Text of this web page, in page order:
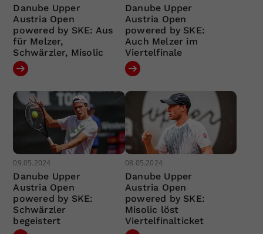
Danube Upper
Austria Open
powered by SKE: Aus
für Melzer,
Schwärzler, Misolic
Danube Upper
Austria Open
powered by SKE:
Auch Melzer im
Viertelfinale
09.05.2024
Danube Upper
Austria Open
powered by SKE:
Schwärzler
begeistert
08.05.2024
Danube Upper
Austria Open
powered by SKE:
Misolic löst
Viertelfinalticket